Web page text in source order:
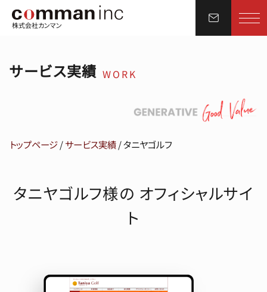
株式会社カンマン
サービス実績 WORK
トップページ/サービス実績/タニヤゴルフ
タニヤゴルフ様の オフィシャルサイ
ト